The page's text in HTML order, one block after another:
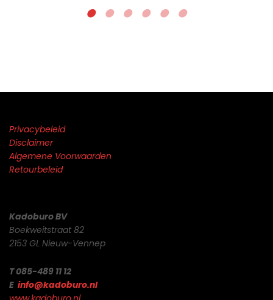
Privacybeleid
Disclaimer
Algemene Voorwaarden
Retourbeleid
Kadoburo BV
Boekweitstraat 82
2153 GL Nieuw-Vennep
T 085-489 11 12
E info@kadoburo.nl